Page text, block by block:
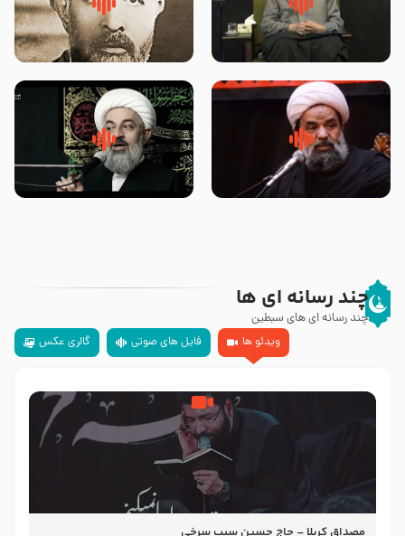
لقب حضرت رقیه سلام الله علیها به
چه معناست – حجت الاسلام علوی
روضه‌ی مجلس یزید ملعون و
اسارت اهل‌بیت علیهم‌السلام –
محدث زاده
سلام جوانی که امام حسین علیه
السلام خودش جوابش را دادند
زیارتی که اسباب رزق زیاد و عمر
طولانی است حجت السلام حسین
چند رسانه ای ها
چند رسانه ای های سبطین
ویدئو ها
فایل های صوتی گالری عکس
مصداق کربلا – حاج حسین سیب سرخی